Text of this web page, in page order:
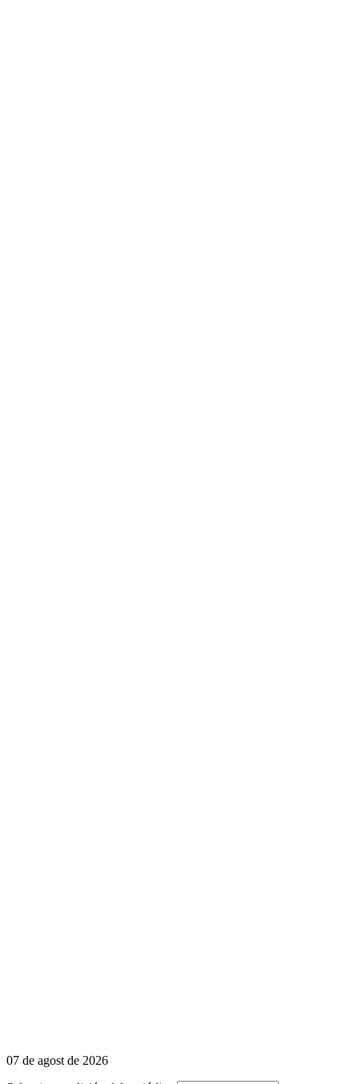
07 de agost de 2026